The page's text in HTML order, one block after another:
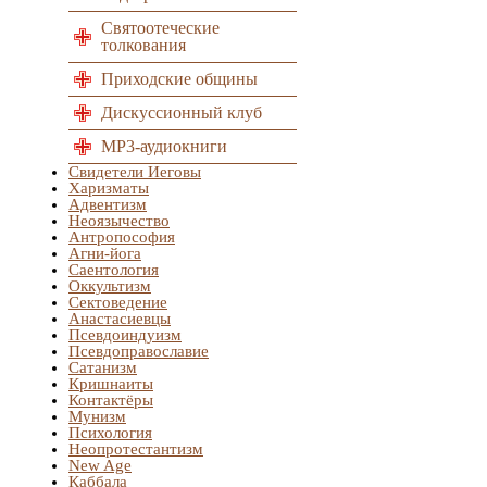
Святоотеческие
толкования
Приходские общины
Дискуссионный клуб
MP3-аудиокниги
Свидетели Иеговы
Харизматы
Адвентизм
Неоязычество
Антропософия
Агни-йога
Саентология
Оккультизм
Сектоведение
Анастасиевцы
Псевдоиндуизм
Псевдоправославие
Сатанизм
Кришнаиты
Контактёры
Мунизм
Психология
Неопротестантизм
New Age
Каббала